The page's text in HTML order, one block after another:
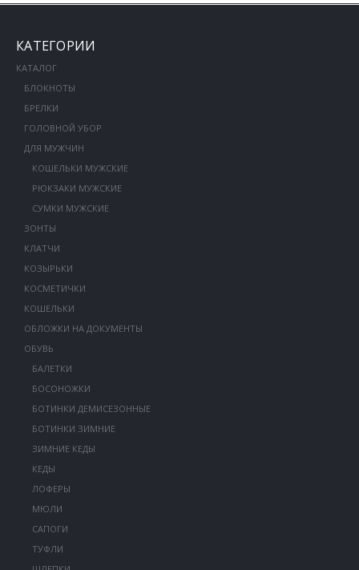
КАТЕГОРИИ
КАТАЛОГ
БЛОКНОТЫ
БРЕЛКИ
ГОЛОВНОЙ УБОР
ДЛЯ МУЖЧИН
КОШЕЛЬКИ МУЖСКИЕ
РЮКЗАКИ МУЖСКИЕ
СУМКИ МУЖСКИЕ
ЗОНТЫ
КЛАТЧИ
КОЗЫРЬКИ
КОСМЕТИЧКИ
КОШЕЛЬКИ
ОБЛОЖКИ НА ДОКУМЕНТЫ
ОБУВЬ
БАЛЕТКИ
БОСОНОЖКИ
БОТИНКИ ДЕМИСЕЗОННЫЕ
БОТИНКИ ЗИМНИЕ
ЗИМНИЕ КЕДЫ
КЕДЫ
ЛОФЕРЫ
МЮЛИ
САПОГИ
ТУФЛИ